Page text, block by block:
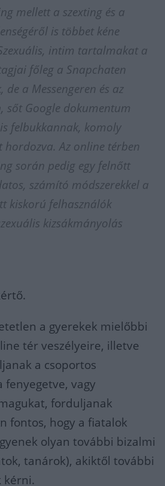
mellett a szexting és a
is többet kéne
intim tartalmakat a
főleg a Snapchaten
de a Messengeren és az
sőt Google dokumentum
felbukkannak, komoly
hordozva. Az online térben
során pedig egy felnőtt
számító módszerekkel a
kiskorú felhasználók
kizsákmányolás
a gyerekek mielőbbi
tér veszélyeire, illetve
a csoportos
fenyegetve, vagy
forduljanak
fontos, hogy a fiatalok
olyan további bizalmi
tanárok), akiktől további
kérni.